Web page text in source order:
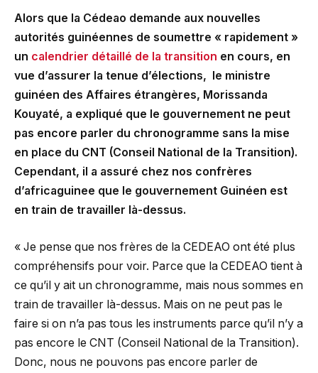
Alors que la Cédeao demande aux nouvelles
autorités guinéennes de soumettre « rapidement »
un calendrier détaillé de la transition en cours, en
vue d’assurer la tenue d’élections, le ministre
guinéen des Affaires étrangères, Morissanda
Kouyaté, a expliqué que le gouvernement ne peut
pas encore parler du chronogramme sans la mise
en place du CNT (Conseil National de la Transition).
Cependant, il a assuré chez nos confrères
d’africaguinee que le gouvernement Guinéen est
en train de travailler là-dessus.
« Je pense que nos frères de la CEDEAO ont été plus
compréhensifs pour voir. Parce que la CEDEAO tient à
ce qu’il y ait un chronogramme, mais nous sommes en
train de travailler là-dessus. Mais on ne peut pas le
faire si on n’a pas tous les instruments parce qu’il n’y a
pas encore le CNT (Conseil National de la Transition).
Donc, nous ne pouvons pas encore parler de